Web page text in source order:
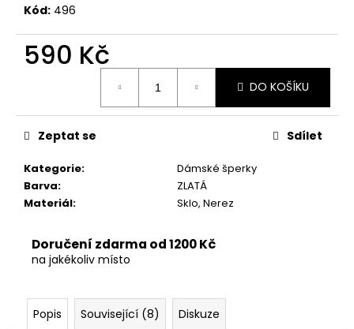
Kód: 496
590 Kč
DO KOŠÍKU
Kategorie:
Dámské šperky
Barva:
ZLATÁ
Materiál: Sklo, Nerez
Zeptat se Sdílet
Doručení zdarma od 1200 Kč
na jakékoliv místo
Popis Související (8) Diskuze
D
o
u
č
u